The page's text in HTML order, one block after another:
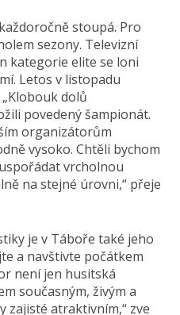
stoupá. Pro
sezony. Televizní
kategorie elite se loni
Letos v listopadu
dolů
povedený šampionát.
organizátorům
vysoko. Chtěli bychom
vrcholnou
na stejné úrovni,“ přeje
je v Táboře také jeho
a navštivte počátkem
není jen husitská
současným, živým a
zajisté atraktivním,“ zve